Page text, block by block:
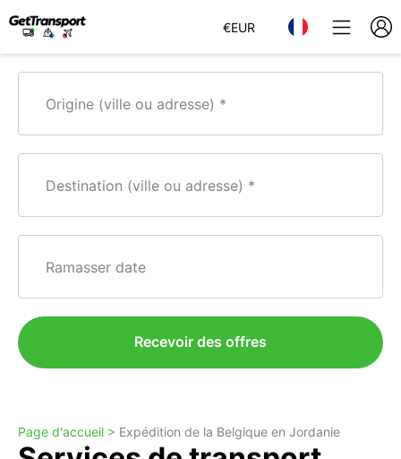
€EUR
Origine (ville ou adresse)
Destination (ville ou adresse)
Ramasser date
Recevoir des offres
Page d'accueil > Expédition de la Belgique en Jordanie